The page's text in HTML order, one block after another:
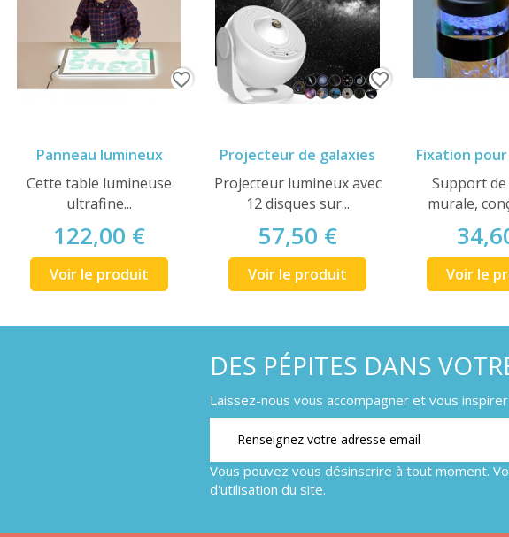
Panneau lumineux
Cette table lumineuse
ultrafine...
122,00 €
Voir le produit
favorite_border
Projecteur de galaxies
Projecteur lumineux avec
12 disques sur...
57,50 €
Voir le produit
favorite_border
Fixation
Support
murale,
Voir le
DES PÉPITES DANS
Laissez-nous vous accompagner et vous
Vous pouvez vous désinscrire à tout moment.
d'utilisation du site.